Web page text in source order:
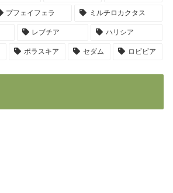
プフェイフェラ ミルチロカクタス
レブチア ハリシア
ポラスキア セダム ロビビア